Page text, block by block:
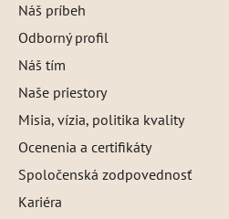
Náš príbeh
Odborný profil
Náš tím
Naše priestory
Misia, vízia, politika kvality
Ocenenia a certifikáty
Spoločenská zodpovednosť
Kariéra